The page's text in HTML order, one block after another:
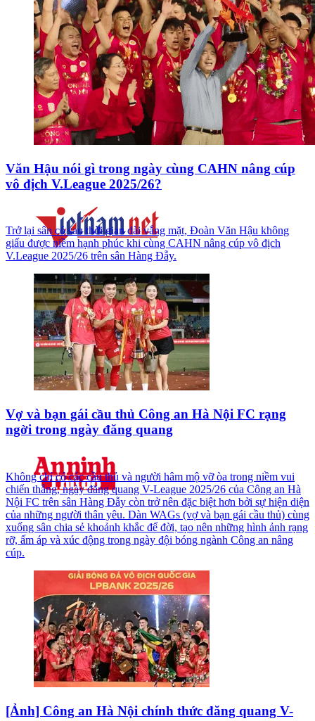
Văn Hậu nói gì trong ngày cùng CAHN nâng cúp
vô địch V.League 2025/26?
Trở lại sân cỏ sau thời gian dài vắng mặt, Đoàn Văn Hậu không
giấu được niềm hạnh phúc khi cùng CAHN nâng cúp vô địch
V.League 2025/26 trên sân Hàng Đẫy.
Vợ và bạn gái cầu thủ Công an Hà Nội FC rạng
ngời trong ngày đăng quang
Không chỉ có các cầu thủ và người hâm mộ vỡ òa trong niềm vui
chiến thắng, ngày đăng quang V-League 2025/26 của Công an Hà
Nội FC trên sân Hàng Đẫy còn trở nên đặc biệt hơn bởi sự hiện diện
của những người thân yêu. Dàn WAGs (vợ và bạn gái cầu thủ) cùng
xuống sân chia sẻ khoảnh khắc để đời, tạo nên những hình ảnh rạng
rỡ, ấm áp và xúc động trong ngày đội bóng ngành Công an nâng
cúp.
[Ảnh] Công an Hà Nội chính thức đăng quang V-